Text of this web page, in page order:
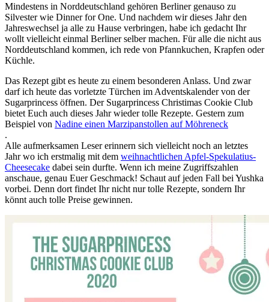
Mindestens in Norddeutschland gehören Berliner genauso zu
Silvester wie Dinner for One. Und nachdem wir dieses Jahr den
Jahreswechsel ja alle zu Hause verbringen, habe ich gedacht Ihr
wollt vielleicht einmal Berliner selber machen. Für alle die nicht aus
Norddeutschland kommen, ich rede von Pfannkuchen, Krapfen oder
Küchle.
Das Rezept gibt es heute zu einem besonderen Anlass. Und zwar
darf ich heute das vorletzte Türchen im Adventskalender von der
Sugarprincess öffnen. Der Sugarprincess Christimas Cookie Club
bietet Euch auch dieses Jahr wieder tolle Rezepte. Gestern zum
Beispiel von Nadine einen Marzipanstollen auf Möhreneck
.
Alle aufmerksamen Leser erinnern sich vielleicht noch an letztes
Jahr wo ich erstmalig mit dem weihnachtlichen Apfel-Spekulatius-
Cheesecake dabei sein durfte. Wenn ich meine Zugriffszahlen
anschaue, genau Euer Geschmack! Schaut auf jeden Fall bei Yushka
vorbei. Denn dort findet Ihr nicht nur tolle Rezepte, sondern Ihr
könnt auch tolle Preise gewinnen.